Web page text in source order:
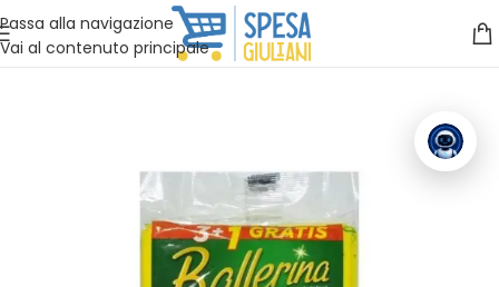
Passa alla navigazione
Vai al contenuto principale
Vuoi assistenza?Clicca qui e ti richiamiamo noi